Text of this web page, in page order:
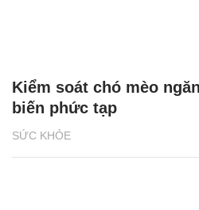
SỨC KHỎE
Kiểm soát chó mèo
biến phức tạp